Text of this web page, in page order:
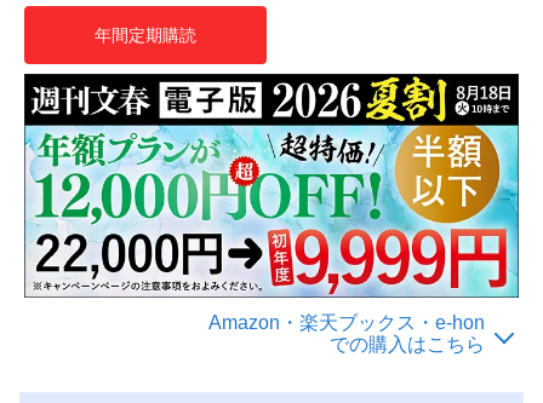
年間定期購読
Amazon・楽天ブックス・e-hon
での購入はこちら